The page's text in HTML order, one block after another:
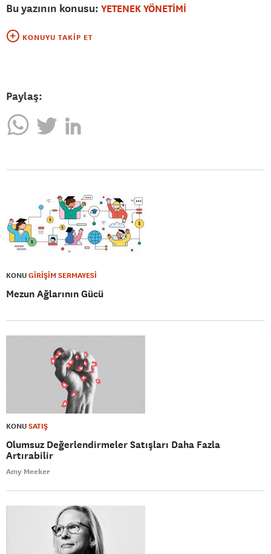
Bu yazının konusu: YETENEK YÖNETİMİ
KONUYU TAKIP ET
Paylaş:
KONUGİRİŞİM SERMAYESİ
Mezun Ağlarının Gücü
KONUSATIŞ
Olumsuz Değerlendirmeler Satışları Daha Fazla
Artırabilir
Amy Meeker